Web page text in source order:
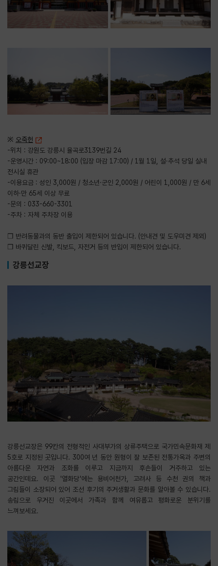
※ 오죽헌
-위치 : 강원도 강릉시 율곡로3139번길 24
-운영시간 : 09:00~18:00 (입장 마감 17:00) / 1월 1일, 설·추석 당일 실내
전시실 휴관
-이용요금 : 성인 3,000원 / 청소년·군인 2,000원 / 어린이 1,000원 / 만 6세
이하·만 65세 이상 무료
-문의 : 033-660-3301
-주차 : 자체 주차장 이용
❒ 반려동물과의 동반 출입이 제한되어 있습니다. (안내견 및 도우미견 제외)
❒ 바퀴달린 신발, 킥보드, 자전거 등의 반입이 제한되어 있습니다.
강릉선교장
강릉선교장은 99칸의 전형적인 사대부가의 상류주택으로 국가민속문화재 제
5호로 지정된 곳입니다. 300여 년 동안 원형이 잘 보존된 전통가옥과 주변의
아름다운 자연과 조화를 이루고 지금까지 후손들이 거주하고 있는
공간인데요. 이곳 '열화당'에는 용비어천가, 고려사 등 수천 권의 책과
그림들이 소장되어 있어 조선 후기의 주거생활과 문화를 알아볼 수 있습니다.
송림으로 우거진 이곳에서 가족과 함께 여유롭고 평화로운 분위기를
느껴보세요.